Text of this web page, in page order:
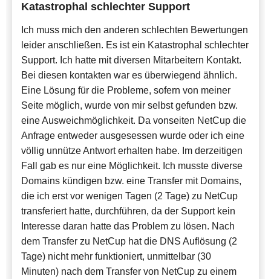
Katastrophal schlechter Support
Ich muss mich den anderen schlechten Bewertungen
leider anschließen. Es ist ein Katastrophal schlechter
Support. Ich hatte mit diversen Mitarbeitern Kontakt.
Bei diesen kontakten war es überwiegend ähnlich.
Eine Lösung für die Probleme, sofern von meiner
Seite möglich, wurde von mir selbst gefunden bzw.
eine Ausweichmöglichkeit. Da vonseiten NetCup die
Anfrage entweder ausgesessen wurde oder ich eine
völlig unnütze Antwort erhalten habe. Im derzeitigen
Fall gab es nur eine Möglichkeit. Ich musste diverse
Domains kündigen bzw. eine Transfer mit Domains,
die ich erst vor wenigen Tagen (2 Tage) zu NetCup
transferiert hatte, durchführen, da der Support kein
Interesse daran hatte das Problem zu lösen. Nach
dem Transfer zu NetCup hat die DNS Auflösung (2
Tage) nicht mehr funktioniert, unmittelbar (30
Minuten) nach dem Transfer von NetCup zu einem